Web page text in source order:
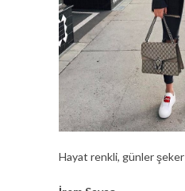
Hayat renkli, günler şeker